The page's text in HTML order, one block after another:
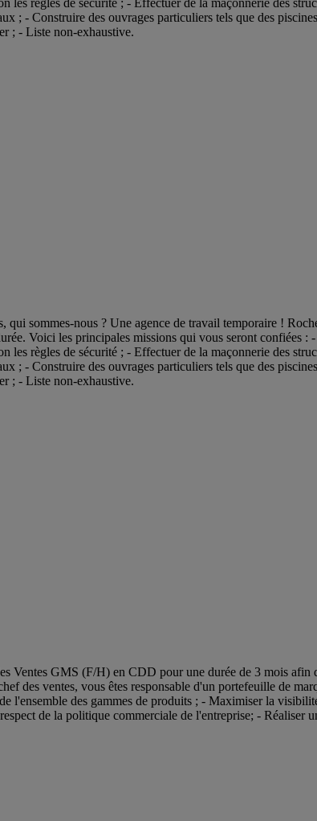
règles de sécurité ; - Effectuer de la maçonnerie des
- Construire des ouvrages particuliers tels que des
; - Liste non-exhaustive.
sommes-nous ? Une agence de travail temporaire !
Voici les principales missions qui vous seront confiées :
règles de sécurité ; - Effectuer de la maçonnerie des
- Construire des ouvrages particuliers tels que des
; - Liste non-exhaustive.
Ventes GMS (F/H) en CDD pour une durée de 3 mois
ventes, vous êtes responsable d'un portefeuille de
l'ensemble des gammes de produits ; - Maximiser la
de la politique commerciale de l'entreprise; - Réaliser